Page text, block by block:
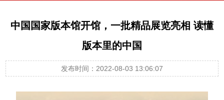
中国国家版本馆开馆，一批精品展览亮相 读懂
版本里的中国
发布时间：2022-08-03 13:06:07